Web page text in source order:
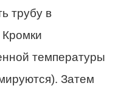
трубу в
температуры
Затем